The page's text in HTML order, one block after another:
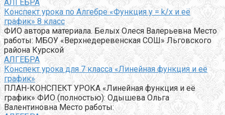
АЛГЕБРА
Конспект урока по Алгебре «Функция y = k/x и её
график» 8 класс
ФИО автора материала. Белых Олеся Валерьевна Место
работы: МБОУ «Верхнедеревенская СОШ» Льговского
района Курской
АЛГЕБРА
Конспект урока для 7 класса «Линейная функция и её
график»
ПЛАН-КОНСПЕКТ УРОКА «Линейная функция и её
график» ФИО (полностью): Одышева Ольга
Валентиновна Место работы: